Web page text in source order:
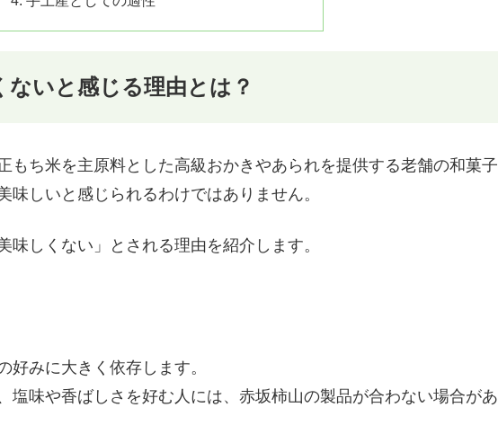
ないと感じる理由とは？
もち米を主原料とした高級おかきやあられを提供する老舗の和菓子
味しいと感じられるわけではありません。
味しくない」とされる理由を紹介します。
好みに大きく依存します。
塩味や香ばしさを好む人には、赤坂柿山の製品が合わない場合があ